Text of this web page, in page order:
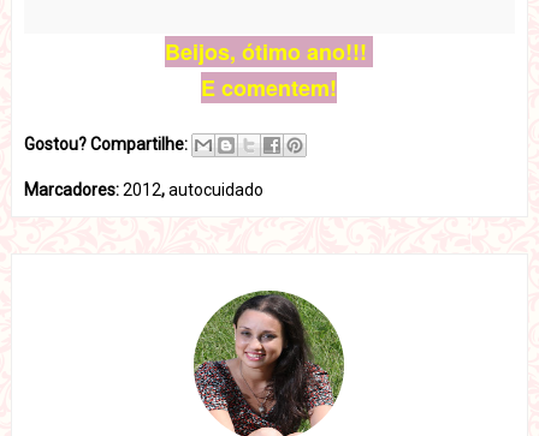
Beijos, ótimo ano!!!
E comentem!
Gostou? Compartilhe:
Marcadores:2012,autocuidado